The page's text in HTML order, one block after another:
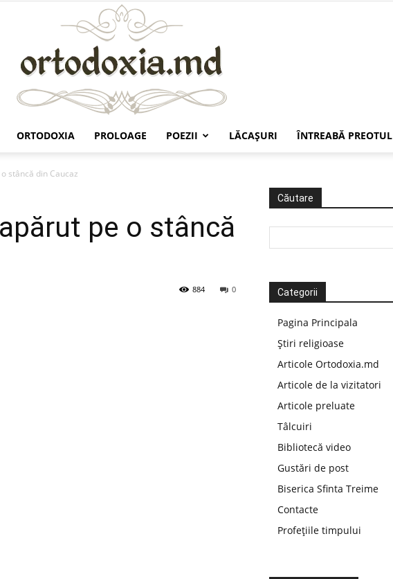
ORTODOXIA PROLOAGE POEZII LĂCAŞURI ÎNTREABĂ PREOTUL
stâncă din Caucaz
pe o stâncă
0
884
Căutare
Categorii
Pagina Principala
Știri religioase
Articole Ortodoxia.md
Articole de la vizitatori
Articole preluate
Tâlcuiri
Bibliotecă video
Gustări de post
Biserica Sfinta Treime
Contacte
Profețiile timpului